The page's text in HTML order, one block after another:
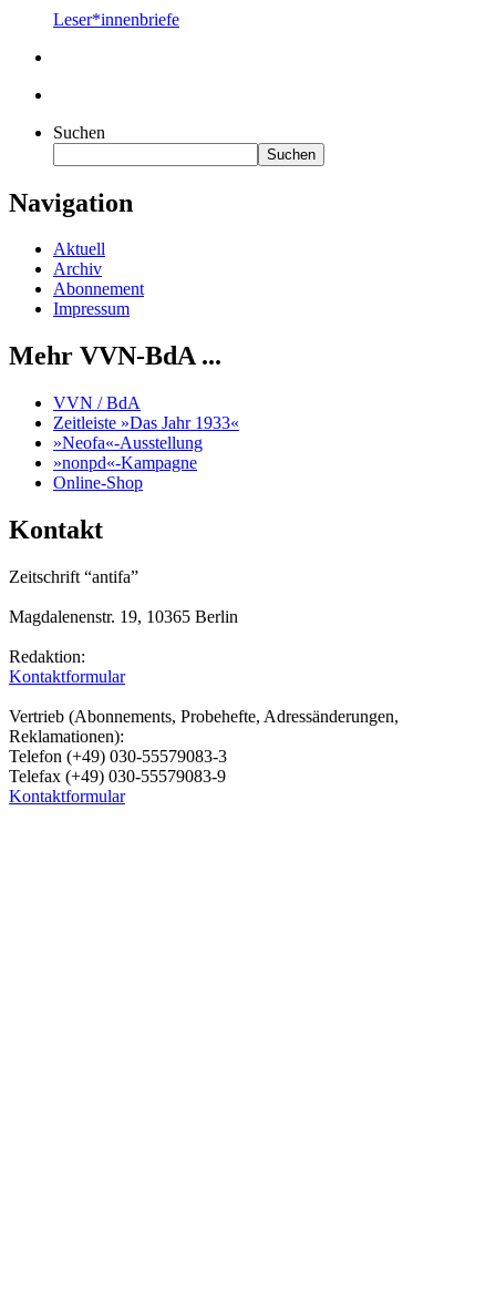
Leser*innenbriefe
Suchen
Suchen
Navigation
Aktuell
Archiv
Abonnement
Impressum
Mehr VVN-BdA ...
VVN / BdA
Zeitleiste »Das Jahr 1933«
»Neofa«-Ausstellung
»nonpd«-Kampagne
Online-Shop
Kontakt
Zeitschrift “antifa”
Magdalenenstr. 19, 10365 Berlin
Redaktion:
Kontaktformular
Vertrieb (Abonnements, Probehefte, Adressänderungen,
Reklamationen):
Telefon (+49) 030-55579083-3
Telefax (+49) 030-55579083-9
Kontaktformular